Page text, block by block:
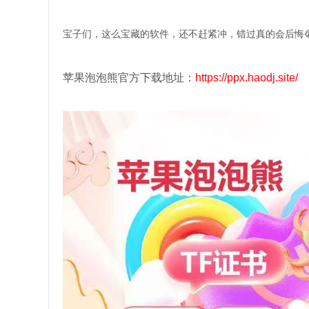
宝子们，这么宝藏的软件，还不赶紧冲，错过真的会后悔
苹果泡泡熊官方下载地址： https://ppx.haodj.site/